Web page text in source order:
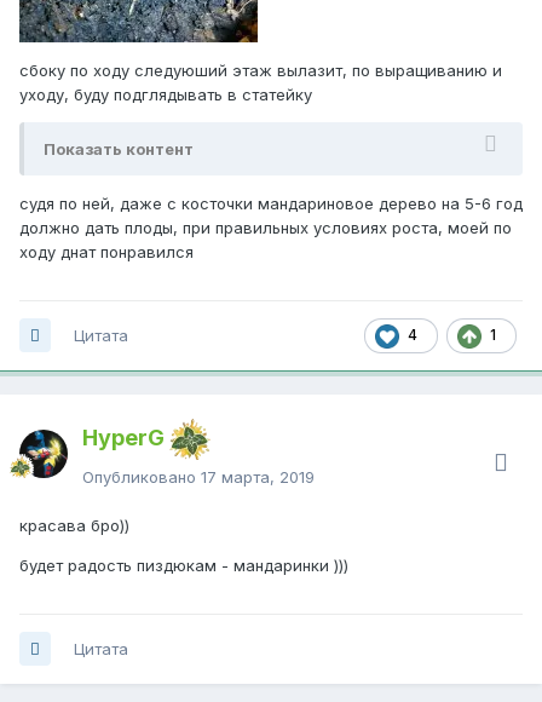
сбоку по ходу следуюший этаж вылазит, по выращиванию и
уходу, буду подглядывать в статейку
Показать контент
судя по ней, даже с косточки мандариновое дерево на 5-6 год
должно дать плоды, при правильных условиях роста, моей по
ходу днат понравился
4 1
Цитата
HyperG
Опубликовано 17 марта, 2019
красава бро))
будет радость пиздюкам - мандаринки )))
Цитата